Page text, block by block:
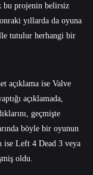
bu projenin belirsiz
yıllarda da oyuna
tutulur herhangi bir
açıklama ise Valve
açıklamada,
geçmişte
böyle bir oyunun
ise Left 4 Dead 3 veya
oldu.